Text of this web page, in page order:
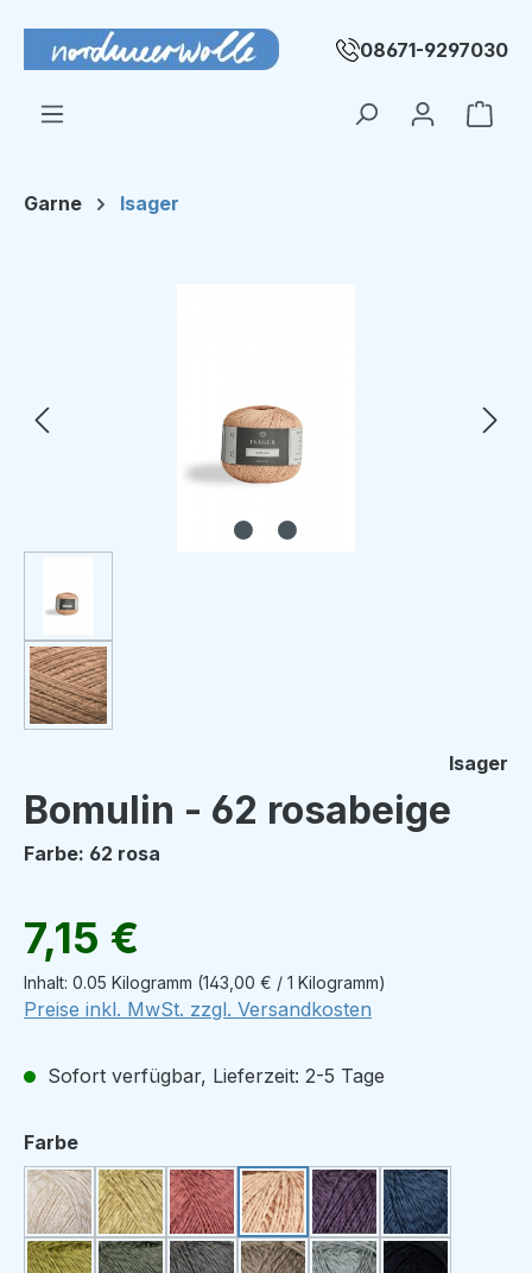
Zum Hauptinhalt springen
08671-9297030
Garne Isager
Isager
Bomulin - 62 rosabeige
Farbe: 62 rosa
Regulärer Preis:
7,15 €
Inhalt: 0.05 Kilogramm (143,00 € / 1 Kilogramm)
Preise inkl. MwSt. zzgl. Versandkosten
Sofort verfügbar, Lieferzeit: 2-5 Tage
Farbeauswählen
0 weiß 58 hellgelb1 lachsrot62 rosa60 graulila16 petrol